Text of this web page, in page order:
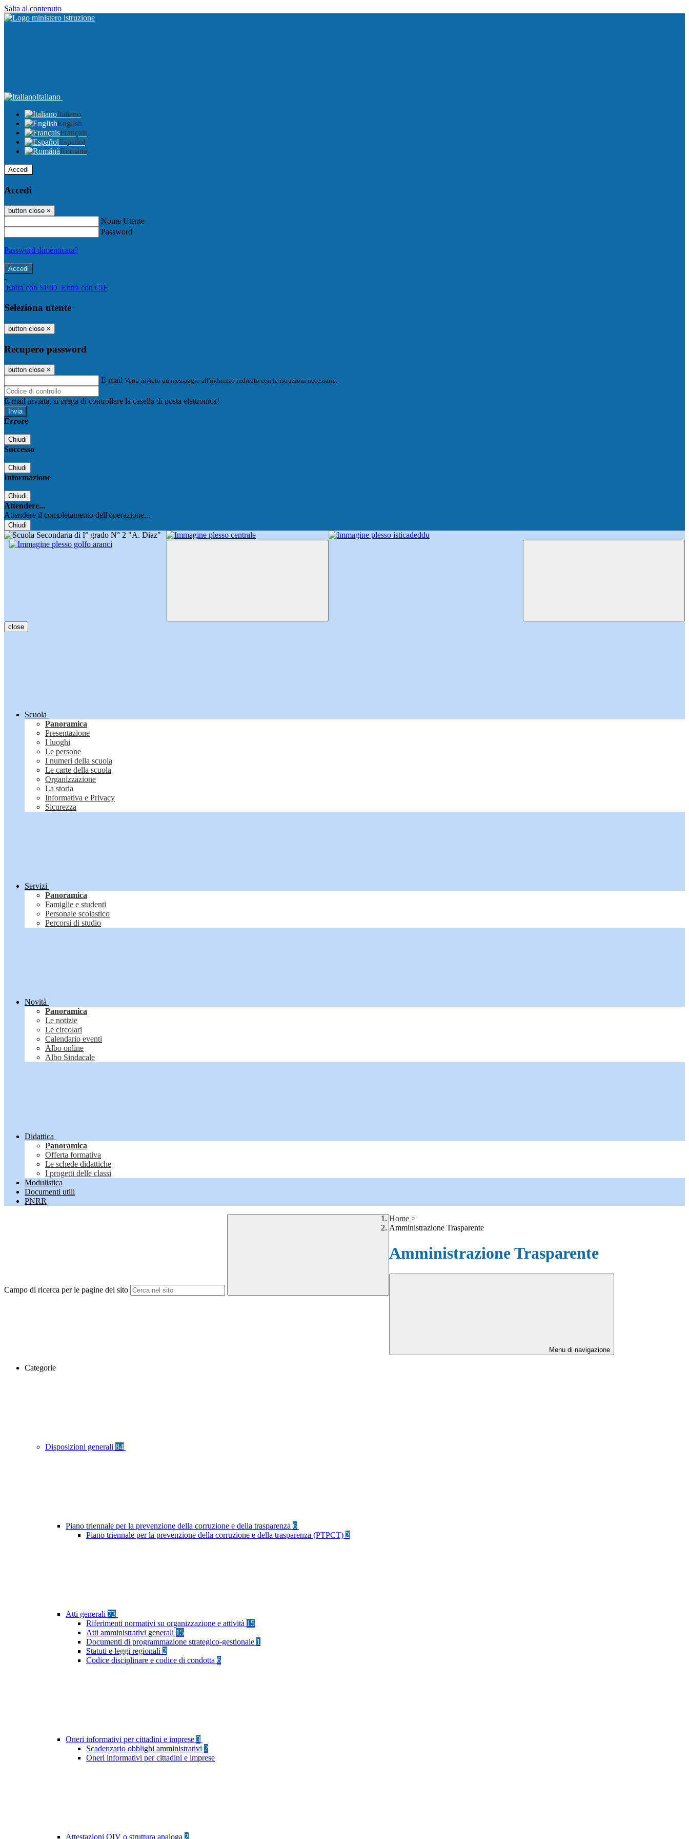
Salta al contenuto
Italiano
Italiano
English
Français
Español
Română
Accedi
Accedi
button close ×
Nome Utente
Password
Password dimenticata?
-
Entra con SPID Entra con CIE
Seleziona utente
button close ×
Recupero password
button close ×
E-mail Verrà inviato un messaggio all'indirizzo indicato con le istruzioni necessarie.
E-mail inviata, si prega di controllare la casella di posta elettronica!
Errore
Chiudi
Successo
Chiudi
Informazione
Chiudi
Attendere...
Attendere il completamento dell'operazione...
Chiudi
close
Scuola
Panoramica
Presentazione
I luoghi
Le persone
I numeri della scuola
Le carte della scuola
Organizzazione
La storia
Informativa e Privacy
Sicurezza
Servizi
Panoramica
Famiglie e studenti
Personale scolastico
Percorsi di studio
Novità
Panoramica
Le notizie
Le circolari
Calendario eventi
Albo online
Albo Sindacale
Didattica
Panoramica
Offerta formativa
Le schede didattiche
I progetti delle classi
Modulistica
Documenti utili
PNRR
Campo di ricerca per le pagine del sito
Home >
Amministrazione Trasparente
Amministrazione Trasparente
Menu di navigazione
Categorie
Disposizioni generali 84
Piano triennale per la prevenzione della corruzione e della trasparenza 6
Piano triennale per la prevenzione della corruzione e della trasparenza (PTPCT) 2
Atti generali 73
Riferimenti normativi su organizzazione e attività 15
Atti amministrativi generali 15
Documenti di programmazione strategico-gestionale 1
Statuti e leggi regionali 2
Codice disciplinare e codice di condotta 6
Oneri informativi per cittadini e imprese 3
Scadenzario obblighi amministrativi 2
Oneri informativi per cittadini e imprese
Attestazioni OIV o struttura analoga 2